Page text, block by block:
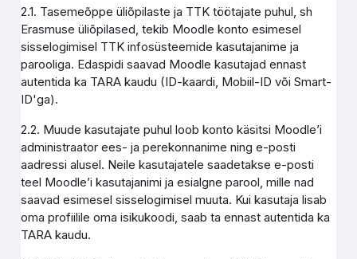
2.1. Tasemeõppe üliõpilaste ja TTK töötajate puhul, sh
Erasmuse üliõpilased, tekib Moodle konto esimesel
sisselogimisel TTK infosüsteemide kasutajanime ja
parooliga. Edaspidi saavad Moodle kasutajad ennast
autentida ka TARA kaudu (ID-kaardi, Mobiil-ID või Smart-
ID'ga).
2.2. Muude kasutajate puhul loob konto käsitsi Moodle’i
administraator ees- ja perekonnanime ning e-posti
aadressi alusel. Neile kasutajatele saadetakse e-posti
teel Moodle’i kasutajanimi ja esialgne parool, mille nad
saavad esimesel sisselogimisel muuta. Kui kasutaja lisab
oma profiilile oma isikukoodi, saab ta ennast autentida ka
TARA kaudu.